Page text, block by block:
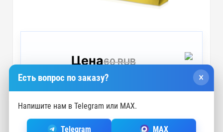
Цена60 RUB
СО СКИДКОЙ 5% 57 RUB
Есть вопрос по заказу? ×
Напишите нам в Telegram или MAX.
Telegram MAX